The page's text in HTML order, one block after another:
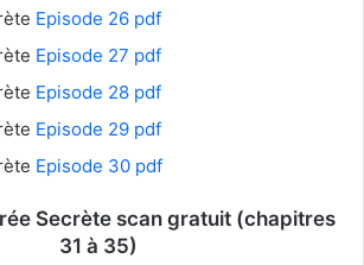
Episode 26 pdf
Episode 27 pdf
Episode 28 pdf
Episode 29 pdf
Episode 30 pdf
Secrètescan gratuit (chapitres
31 à 35)